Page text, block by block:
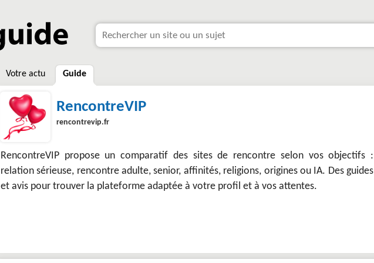
Votre actu Guide
RencontreVIP
rencontrevip.fr
RencontreVIP propose un comparatif des sites de rencontre selon vos objectifs :
relation sérieuse, rencontre adulte, senior, affinités, religions, origines ou IA. Des guides
et avis pour trouver la plateforme adaptée à votre profil et à vos attentes.